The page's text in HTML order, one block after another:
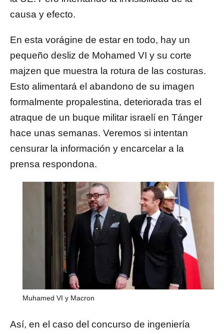
causa y efecto.
En esta vorágine de estar en todo, hay un
pequeño desliz de Mohamed VI y su corte
majzen que muestra la rotura de las costuras.
Esto alimentará el abandono de su imagen
formalmente propalestina, deteriorada tras el
atraque de un buque militar israelí en Tánger
hace unas semanas. Veremos si intentan
censurar la información y encarcelar a la
prensa respondona.
Muhamed VI y Macron
Así, en el caso del concurso de ingeniería